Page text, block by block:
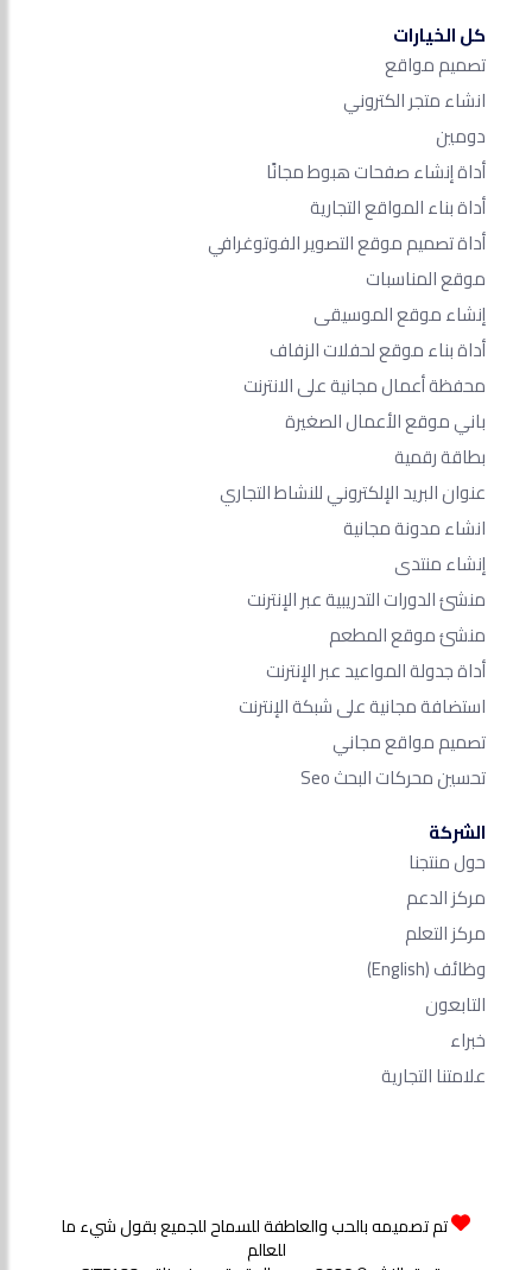
كل الخيارات
تصميم مواقع
انشاء متجر الكتروني
دومين
أداة إنشاء صفحات هبوط مجانًا
أداة بناء المواقع التجارية
أداة تصميم موقع التصوير الفوتوغرافي
موقع المناسبات
إنشاء موقع الموسيقى
أداة بناء موقع لحفلات الزفاف
محفظة أعمال مجانية على الانترنت
باني موقع الأعمال الصغيرة
بطاقة رقمية
عنوان البريد الإلكتروني للنشاط التجاري
انشاء مدونة مجانية
إنشاء منتدى
منشئ الدورات التدريبية عبر الإنترنت
منشئ موقع المطعم
أداة جدولة المواعيد عبر الإنترنت
استضافة مجانية على شبكة الإنترنت
تصميم مواقع مجاني
تحسين محركات البحث Seo​
الشركة
حول منتجنا
مركز الدعم
مركز التعلم
وظائف(English)
التابعون
خبراء
علامتنا التجارية
تم تصميمه بالحب والعاطفة للسماح للجميع بقول شيء ما
للعالم